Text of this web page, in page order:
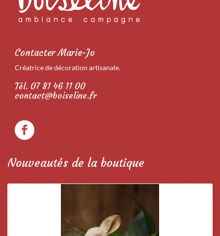
Contacter Marie-Jo
Créatrice de décoration artisanale.
Tél. 07 81 46 11 00
contact@boiseline.fr
Nouveautés de la boutique